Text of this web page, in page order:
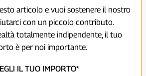
articolo e vuoi sostenere il nostro
con un piccolo contributo.
totalmente indipendente, il tuo
è per noi importante.
IL TUO IMPORTO*